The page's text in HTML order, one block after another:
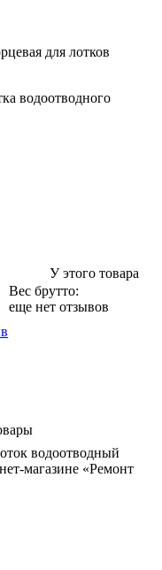
для лотков
водоотводного
Вес брутто:
У этого товара
еще нет отзывов